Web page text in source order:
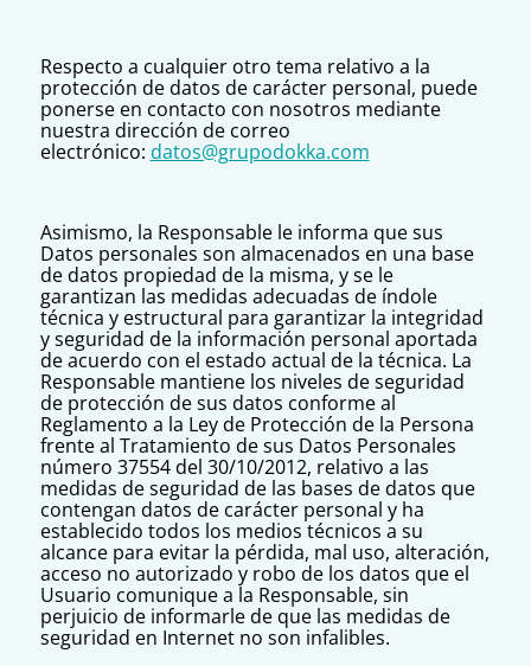
Respecto a cualquier otro tema relativo a la
protección de datos de carácter personal, puede
ponerse en contacto con nosotros mediante
nuestra dirección de correo
electrónico: datos@grupodokka.com
Asimismo, la Responsable le informa que sus
Datos personales son almacenados en una base
de datos propiedad de la misma, y se le
garantizan las medidas adecuadas de índole
técnica y estructural para garantizar la integridad
y seguridad de la información personal aportada
de acuerdo con el estado actual de la técnica. La
Responsable mantiene los niveles de seguridad
de protección de sus datos conforme al
Reglamento a la Ley de Protección de la Persona
frente al Tratamiento de sus Datos Personales
número 37554 del 30/10/2012, relativo a las
medidas de seguridad de las bases de datos que
contengan datos de carácter personal y ha
establecido todos los medios técnicos a su
alcance para evitar la pérdida, mal uso, alteración,
acceso no autorizado y robo de los datos que el
Usuario comunique a la Responsable, sin
perjuicio de informarle de que las medidas de
seguridad en Internet no son infalibles.